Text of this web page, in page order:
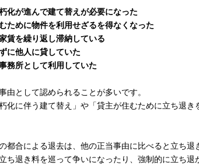
化が進んで建て替えが必要になった
ために物件を利用せざるを得なくなった
賃を繰り返し滞納している
に他人に貸していた
務所として利用していた
由として認められることが多いです。
化に伴う建て替え」や「貸主が住むために立ち退
都合による退去は、他の正当事由に比べると立ち退
ち退き料を巡って争いになったり、強制的に立ち